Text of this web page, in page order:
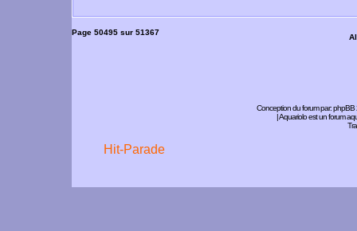
Page 50495 sur 51367
Conception du forum par:phpBB
| Aquariolo est un forum